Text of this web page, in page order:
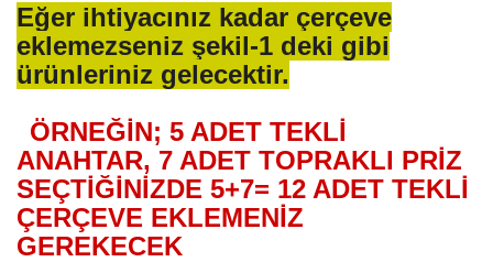
Eğer ihtiyacınız kadar çerçeve
eklemezseniz şekil-1 deki gibi
ürünleriniz gelecektir.
ÖRNEĞİN; 5 ADET TEKLİ
ANAHTAR, 7 ADET TOPRAKLI PRİZ
SEÇTİĞİNİZDE 5+7= 12 ADET TEKLİ
ÇERÇEVE EKLEMENİZ
GEREKECEK